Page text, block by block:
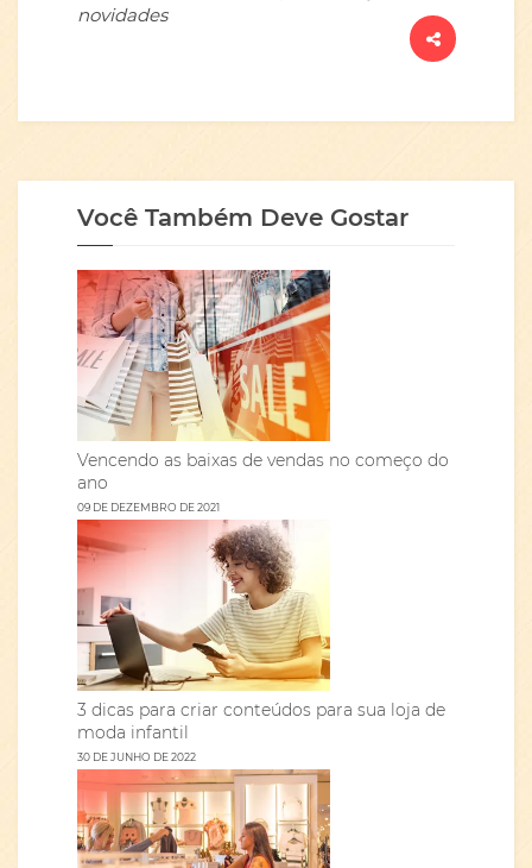
novidades
Você Também Deve Gostar
Vencendo as baixas de vendas no começo do
ano
09 DE DEZEMBRO DE 2021
3 dicas para criar conteúdos para sua loja de
moda infantil
30 DE JUNHO DE 2022